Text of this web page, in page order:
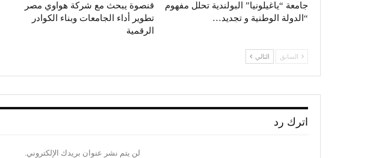
جامعة “ياغيلونيا” البولندية تحلل مفهوم
“الدولة الوطنية و تجديد…
قنصوة يبحث مع شركة هواوي مصر
تطوير أداء الجامعات وبناء الكوادر
الرقمية
السابق التالي
اترك رد
لن يتم نشر عنوان بريدك الإلكتروني.